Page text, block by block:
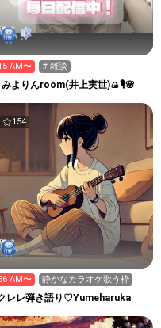
AM〜 # 雑談
みよりんroom(井上実世)🍙🎙️🌸
154
AM〜 静かなカラオケ歌う枠
ウクレレ弾き語り♡‪Yumeharuka